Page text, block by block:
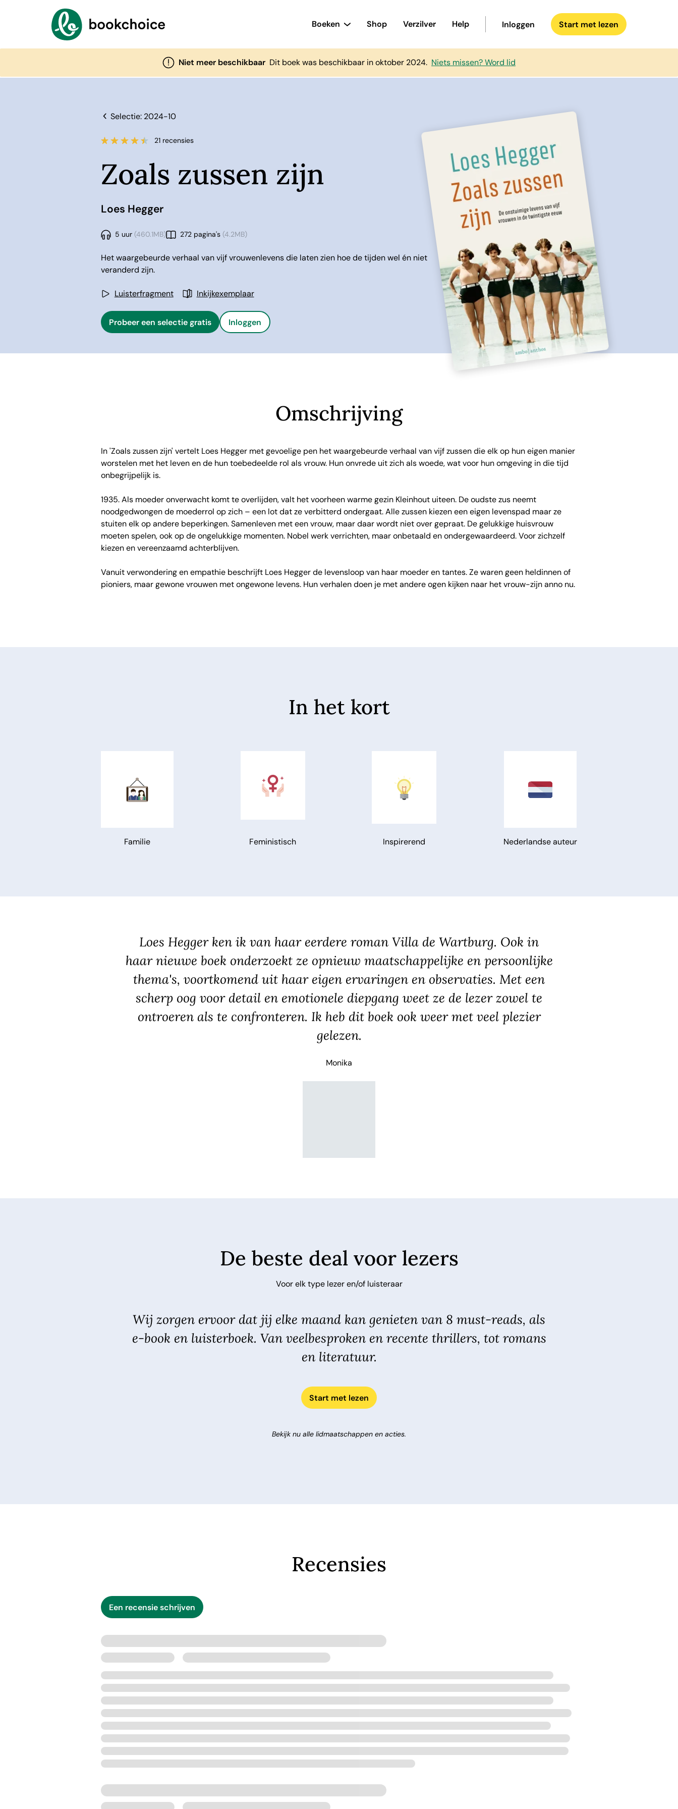
Boeken Shop Verzilver Help Inloggen Start met lezen
Niet meer beschikbaar Dit boek was beschikbaar in oktober 2024. Niets missen? Word lid
Selectie: 2024-10
21 recensies
Zoals zussen zijn
Loes Hegger
5 uur(460.1MB) 272 pagina's(4.2MB)
Het waargebeurde verhaal van vijf vrouwenlevens die laten zien hoe de tijden wel én niet
veranderd zijn.
Luisterfragment Inkijkexemplaar
Probeer een selectie gratis Inloggen
Omschrijving
In 'Zoals zussen zijn' vertelt Loes Hegger met gevoelige pen het waargebeurde verhaal van vijf zussen die elk op hun eigen manier
worstelen met het leven en de hun toebedeelde rol als vrouw. Hun onvrede uit zich als woede, wat voor hun omgeving in die tijd
onbegrijpelijk is.
1935. Als moeder onverwacht komt te overlijden, valt het voorheen warme gezin Kleinhout uiteen. De oudste zus neemt
noodgedwongen de moederrol op zich – een lot dat ze verbitterd ondergaat. Alle zussen kiezen een eigen levenspad maar ze
stuiten elk op andere beperkingen. Samenleven met een vrouw, maar daar wordt niet over gepraat. De gelukkige huisvrouw
moeten spelen, ook op de ongelukkige momenten. Nobel werk verrichten, maar onbetaald en ondergewaardeerd. Voor zichzelf
kiezen en vereenzaamd achterblijven.
Vanuit verwondering en empathie beschrijft Loes Hegger de levensloop van haar moeder en tantes. Ze waren geen heldinnen of
pioniers, maar gewone vrouwen met ongewone levens. Hun verhalen doen je met andere ogen kijken naar het vrouw-zijn anno nu.
In het kort
Familie Feministisch Inspirerend Nederlandse auteur
Loes Hegger ken ik van haar eerdere roman Villa de Wartburg. Ook in
haar nieuwe boek onderzoekt ze opnieuw maatschappelijke en persoonlijke
thema's, voortkomend uit haar eigen ervaringen en observaties. Met een
scherp oog voor detail en emotionele diepgang weet ze de lezer zowel te
ontroeren als te confronteren. Ik heb dit boek ook weer met veel plezier
gelezen.
Monika
De beste deal voor lezers
Voor elk type lezer en/of luisteraar
Wij zorgen ervoor dat jij elke maand kan genieten van 8 must-reads, als
e-book en luisterboek. Van veelbesproken en recente thrillers, tot romans
en literatuur.
Start met lezen
Bekijk nu alle lidmaatschappen en acties.
Recensies
Een recensie schrijven